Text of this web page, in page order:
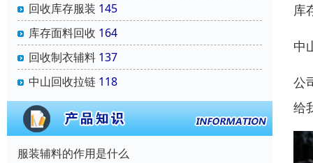
回收库存服装 145
库存面料回收 164
回收制衣辅料 137
中山回收拉链 118
服装辅料的作用是什么
库
中
公
给